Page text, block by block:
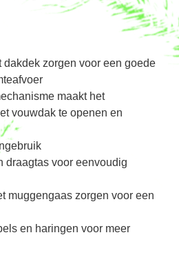
dakdek zorgen voor een goede
maakt het
vouwdak te openen en
draagtas voor eenvoudig
muggengaas zorgen voor een
en haringen voor meer